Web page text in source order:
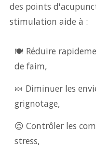
des points
stimulation aide à :
🍽️ Réduire
de faim,
🍬 Diminuer les
grignotage,
😌 Contrôler les
stress,